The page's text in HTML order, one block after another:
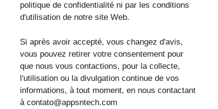
politique de confidentialité ni par les conditions
d'utilisation de notre site Web.
Si après avoir accepté, vous changez d'avis,
vous pouvez retirer votre consentement pour
que nous vous contactions, pour la collecte,
l'utilisation ou la divulgation continue de vos
informations, à tout moment, en nous contactant
à contato@appsntech.com